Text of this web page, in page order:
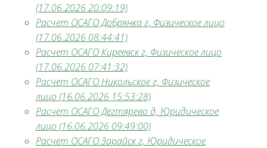
(17.06.2026 20:09:19)
Расчет ОСАГО Добрянка г, Физическое лицо
(17.06.2026 08:44:41)
Расчет ОСАГО Киреевск г, Физическое лицо
(17.06.2026 07:41:32)
Расчет ОСАГО Никольское г, Физическое
лицо (16.06.2026 15:53:28)
Расчет ОСАГО Дегтярево д, Юридическое
лицо (16.06.2026 09:49:00)
Расчет ОСАГО Зарайск г, Юридическое